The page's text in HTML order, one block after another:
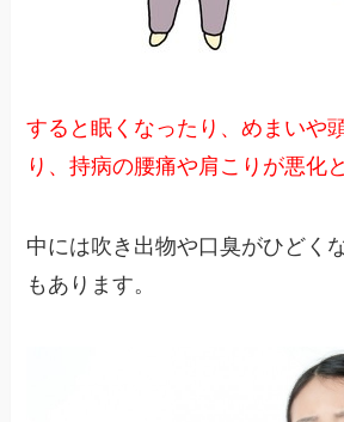
すると眠くなったり、めまいや
り、持病の腰痛や肩こりが悪化
中には吹き出物や口臭がひどく
もあります。